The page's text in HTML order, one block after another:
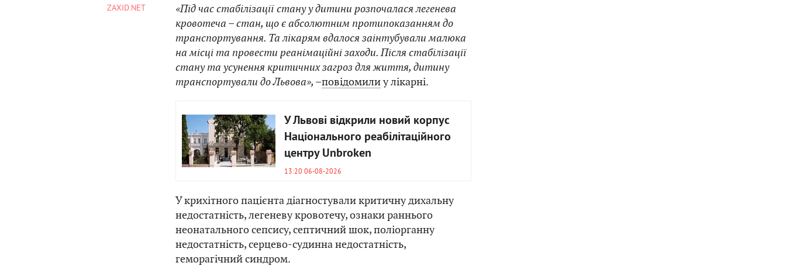
ZAXID.NET
«Під час стабілізації стану у дитини розпочалася легенева
кровотеча – стан, що є абсолютним протипоказанням до
транспортування. Та лікарям вдалося заінтубували малюка
на місці та провести реанімаційні заходи. Після стабілізації
стану та усунення критичних загроз для життя, дитину
транспортували до Львова», –повідомилиу лікарні.
У Львові відкрили новий корпус
Національного реабілітаційного
центру Unbroken
13:20 06-08-2026
У крихітного пацієнта діагностували критичну дихальну
недостатність, легеневу кровотечу, ознаки раннього
неонатального сепсису, септичний шок, поліорганну
недостатність, серцево-судинна недостатність,
геморагічний синдром.